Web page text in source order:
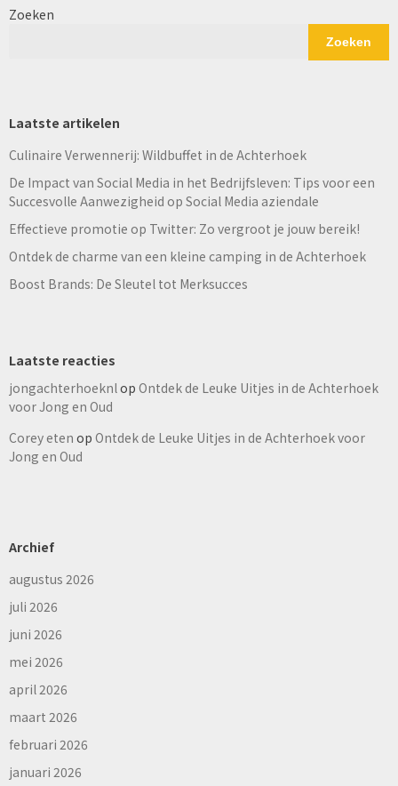
Zoeken
Zoeken
Laatste artikelen
Culinaire Verwennerij: Wildbuffet in de Achterhoek
De Impact van Social Media in het Bedrijfsleven: Tips voor een
Succesvolle Aanwezigheid op Social Media aziendale
Effectieve promotie op Twitter: Zo vergroot je jouw bereik!
Ontdek de charme van een kleine camping in de Achterhoek
Boost Brands: De Sleutel tot Merksucces
Laatste reacties
jongachterhoeknlop Ontdek de Leuke Uitjes in de Achterhoek
voor Jong en Oud
Corey eten op Ontdek de Leuke Uitjes in de Achterhoek voor
Jong en Oud
Archief
augustus 2026
juli 2026
juni 2026
mei 2026
april 2026
maart 2026
februari 2026
januari 2026